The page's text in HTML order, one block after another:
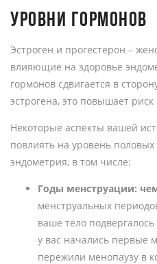
УРОВНИ ГОРМОНОВ
Эстроген и прогестерон –
влияющие на здоровье
гормонов сдвигается в
эстрогена, это повышает
Некоторые аспекты вашей
повлиять на уровень
эндометрия, в том числе:
Годы менструации:
менструальных
ваше тело
у вас начались первые
пережили менопаузу в